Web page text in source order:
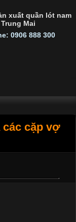
xuất quần lót nam
Trung Mai
0906 888 300
cặp vợ